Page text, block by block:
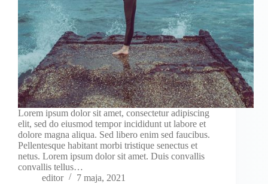
Lorem ipsum dolor sit amet, consectetur adipiscing
elit, sed do eiusmod tempor incididunt ut labore et
dolore magna aliqua. Sed libero enim sed faucibus.
Pellentesque habitant morbi tristique senectus et
netus. Lorem ipsum dolor sit amet. Duis convallis
convallis tellus…
editor
7 maja, 2021